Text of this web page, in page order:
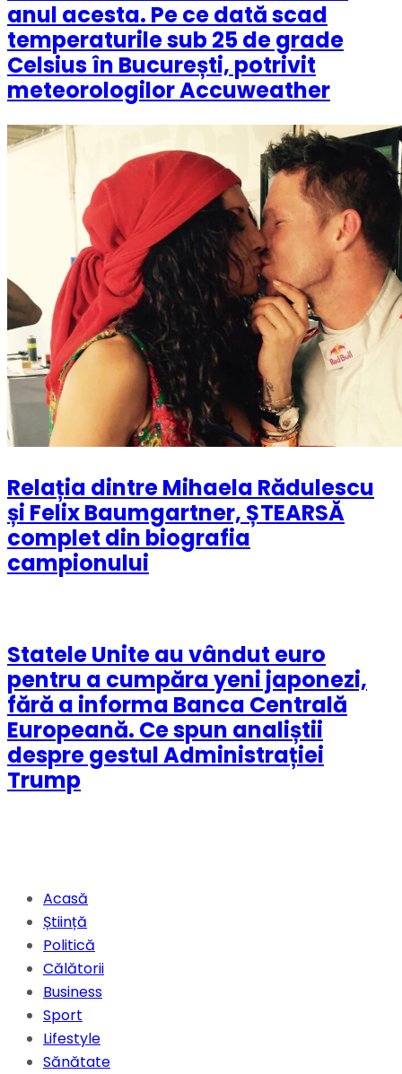
anul acesta. Pe ce dată scad
temperaturile sub 25 de grade
Celsius în București, potrivit
meteorologilor Accuweather
Relația dintre Mihaela Rădulescu
și Felix Baumgartner, ȘTEARSĂ
complet din biografia
campionului
Statele Unite au vândut euro
pentru a cumpăra yeni japonezi,
fără a informa Banca Centrală
Europeană. Ce spun analiștii
despre gestul Administrației
Trump
Acasă
Știință
Politică
Călătorii
Business
Sport
Lifestyle
Sănătate